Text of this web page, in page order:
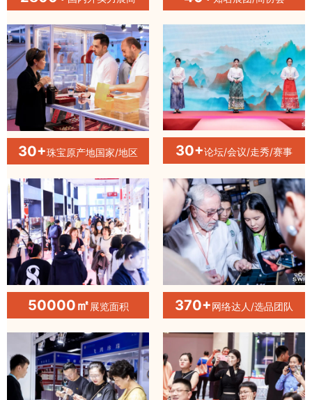
30+珠宝原产地国家/地区 30+论坛/会议/走秀/赛事
50000㎡ 展览面积 370+网络达人/选品团队